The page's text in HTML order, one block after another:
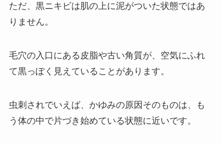
ただ、黒ニキビは肌の上に泥がついた状態ではあ
りません。
毛穴の入口にある皮脂や古い角質が、空気にふれ
て黒っぽく見えていることがあります。
虫刺されでいえば、かゆみの原因そのものは、も
う体の中で片づき始めている状態に近いです。